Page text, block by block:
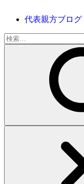
代表親方ブログ
検
索: